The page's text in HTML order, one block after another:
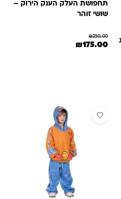
תחפושת העלק הענק הירוק –
שושי זוהר
₪250.00
המחיר המקורי היה: ₪250.00.
₪175.00 המחיר הנוכחי הוא: ₪175.00.